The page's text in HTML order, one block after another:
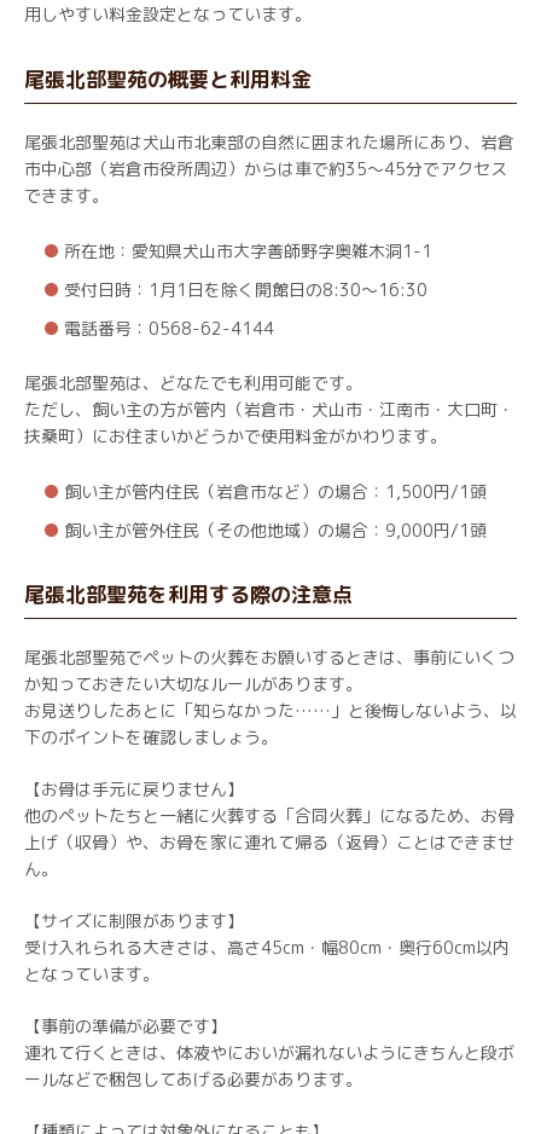
用しやすい料金設定となっています。
尾張北部聖苑の概要と利用料金
尾張北部聖苑は犬山市北東部の自然に囲まれた場所にあり、岩倉
市中心部（岩倉市役所周辺）からは車で約35～45分でアクセス
できます。
所在地：愛知県犬山市大字善師野字奥雑木洞1-1
受付日時：1月1日を除く開館日の8:30～16:30
電話番号：0568-62-4144
尾張北部聖苑は、どなたでも利用可能です。
ただし、飼い主の方が管内（岩倉市・犬山市・江南市・大口町・
扶桑町）にお住まいかどうかで使用料金がかわります。
飼い主が管内住民（岩倉市など）の場合：1,500円/1頭
飼い主が管外住民（その他地域）の場合：9,000円/1頭
尾張北部聖苑を利用する際の注意点
尾張北部聖苑でペットの火葬をお願いするときは、事前にいくつ
か知っておきたい大切なルールがあります。
お見送りしたあとに「知らなかった……」と後悔しないよう、以
下のポイントを確認しましょう。
【お骨は手元に戻りません】
他のペットたちと一緒に火葬する「合同火葬」になるため、お骨
上げ（収骨）や、お骨を家に連れて帰る（返骨）ことはできませ
ん。
【サイズに制限があります】
受け入れられる大きさは、高さ45cm・幅80cm・奥行60cm以内
となっています。
【事前の準備が必要です】
連れて行くときは、体液やにおいが漏れないようにきちんと段ボ
ールなどで梱包してあげる必要があります。